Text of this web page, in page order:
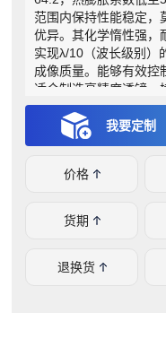
范围内保持性能稳定，
优异。其化学惰性强，
实现λ/10（波长级别）
成像质量。能够有效控
适合制造高精度透镜、
用于激光器、显微镜、
学系统。
我要定制
价格
货期
退换货